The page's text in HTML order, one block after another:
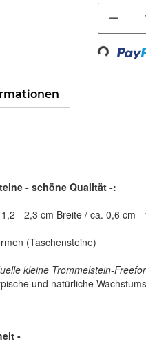
Loading...
- schöne Qualität -:
- 2,3 cm Breite / ca. 0,6 cm -
(Taschensteine)
kleine Trommelstein-
und natürliche
-